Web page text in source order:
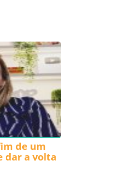
de um
dar a volta